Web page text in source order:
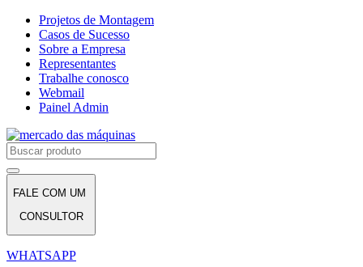
Projetos de Montagem
Casos de Sucesso
Sobre a Empresa
Representantes
Trabalhe conosco
Webmail
Painel Admin
FALE COM UM
CONSULTOR
WHATSAPP